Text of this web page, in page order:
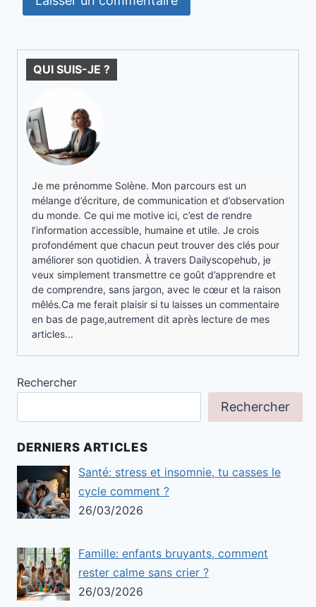
QUI SUIS-JE ?
Je me prénomme Solène. Mon parcours est un
mélange d’écriture, de communication et d’observation
du monde. Ce qui me motive ici, c’est de rendre
l’information accessible, humaine et utile. Je crois
profondément que chacun peut trouver des clés pour
améliorer son quotidien. À travers Dailyscopehub, je
veux simplement transmettre ce goût d’apprendre et
de comprendre, sans jargon, avec le cœur et la raison
mêlés.Ca me ferait plaisir si tu laisses un commentaire
en bas de page,autrement dit après lecture de mes
articles...
Rechercher
Rechercher
DERNIERS ARTICLES
Santé: stress et insomnie, tu casses le
cycle comment ?
26/03/2026
Famille: enfants bruyants, comment
rester calme sans crier ?
26/03/2026